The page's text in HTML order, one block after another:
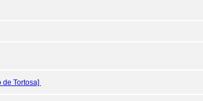
Tortosa]